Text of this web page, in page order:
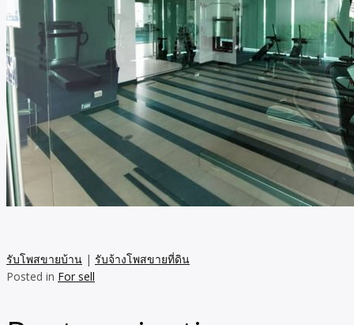
รับโพสขายบ้าน | รับจ้างโพสขายที่ดิน
Posted in For sell